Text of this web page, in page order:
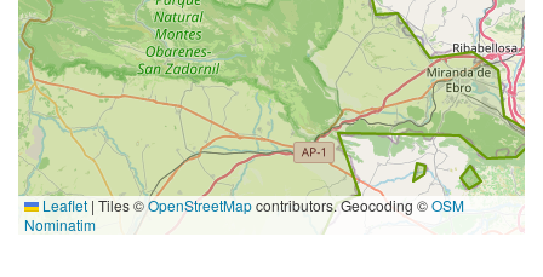
Leaflet | Tiles ©OpenStreetMapcontributors. Geocoding ©OSM
Nominatim